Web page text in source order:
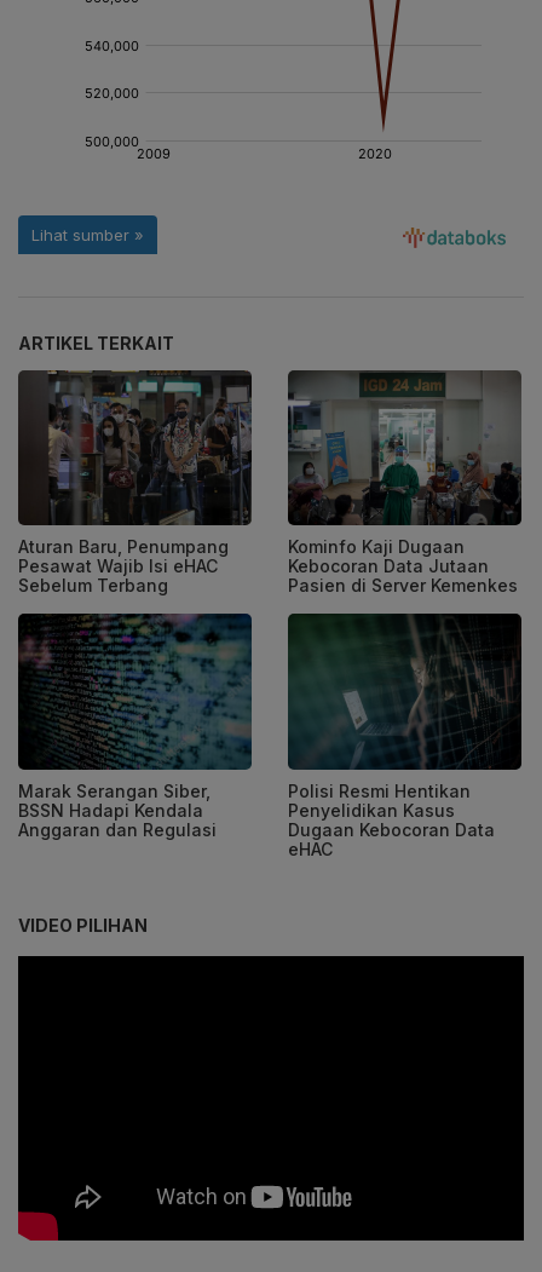
ARTIKEL TERKAIT
Aturan Baru, Penumpang
Pesawat Wajib Isi eHAC
Sebelum Terbang
Kominfo Kaji Dugaan
Kebocoran Data Jutaan
Pasien di Server Kemenkes
Marak Serangan Siber,
BSSN Hadapi Kendala
Anggaran dan Regulasi
Polisi Resmi Hentikan
Penyelidikan Kasus
Dugaan Kebocoran Data
eHAC
VIDEO PILIHAN